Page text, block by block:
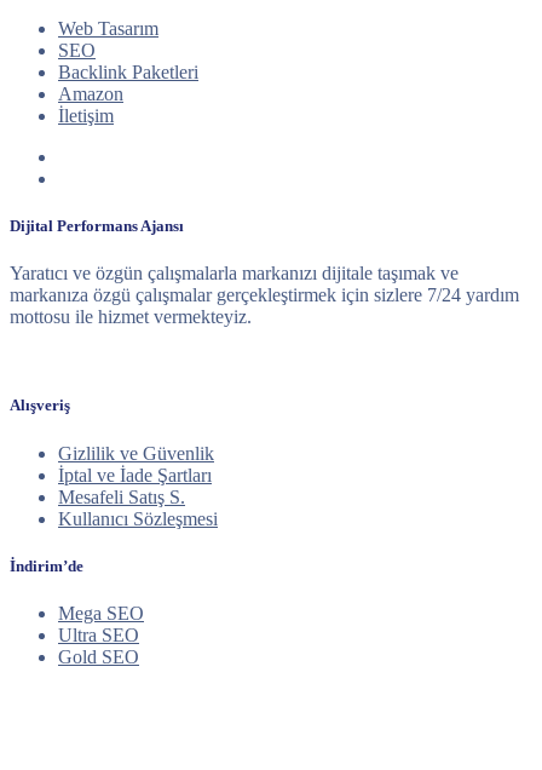
Web Tasarım
SEO
Backlink Paketleri
Amazon
İletişim
Dijital Performans Ajansı
Yaratıcı ve özgün çalışmalarla markanızı dijitale taşımak ve
markanıza özgü çalışmalar gerçekleştirmek için sizlere 7/24 yardım
mottosu ile hizmet vermekteyiz.
Alışveriş
Gizlilik ve Güvenlik
İptal ve İade Şartları
Mesafeli Satış S.
Kullanıcı Sözleşmesi
İndirim’de
Mega SEO
Ultra SEO
Gold SEO